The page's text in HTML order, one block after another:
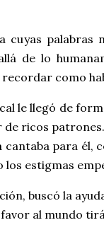
cuyas palabras
de lo
como
le llegó de
ricos
cantaba para
los estigmas
buscó la
al mundo